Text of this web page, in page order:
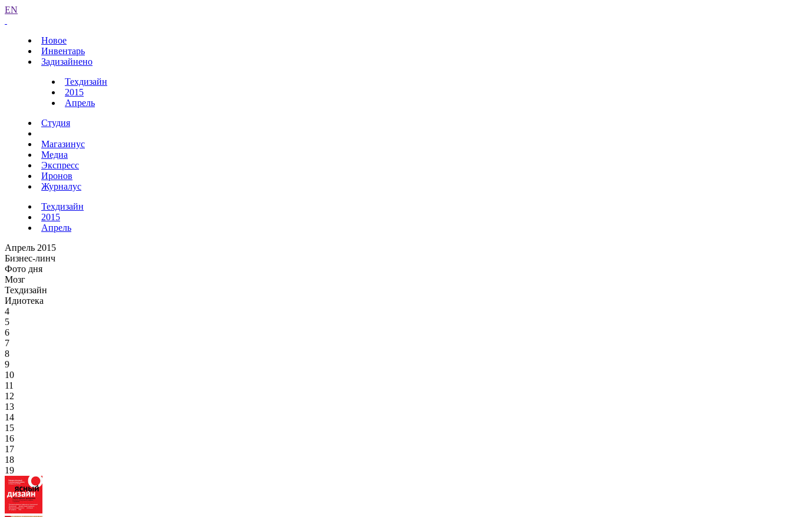
EN
Новое
Инвентарь
Задизайнено
Техдизайн
2015
Апрель
Студия
Магазинус
Медиа
Экспресс
Иронов
Журналус
Техдизайн
2015
Апрель
Апрель 2015
Бизнес-линч
Фото дня
Мозг
Техдизайн
Идиотека
4
5
6
7
8
9
10
11
12
13
14
15
16
17
18
19